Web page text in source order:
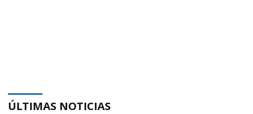
ÚLTIMAS NOTICIAS